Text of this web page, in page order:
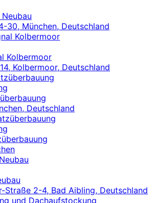
30, München, Deutschland
Kolbermoor
Kolbermoor, Deutschland
Deutschland
Straße 2-4, Bad Aibling, Deutschland